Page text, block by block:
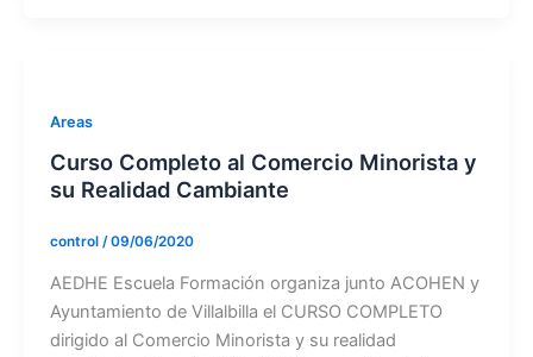
Areas
Curso Completo al Comercio Minorista y
su Realidad Cambiante
control /09/06/2020
AEDHE Escuela Formación organiza junto ACOHEN y
Ayuntamiento de Villalbilla el CURSO COMPLETO
dirigido al Comercio Minorista y su realidad